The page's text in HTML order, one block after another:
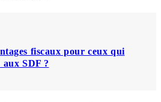
fiscaux pour ceux qui
aux SDF ?